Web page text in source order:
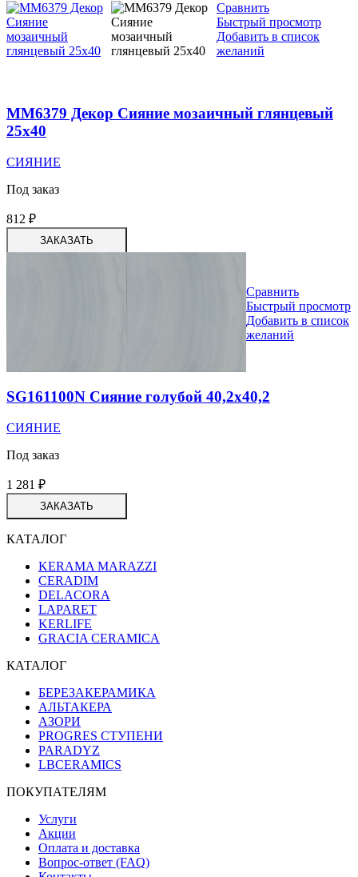
Сравнить
Быстрый просмотр
Добавить в список
желаний
MM6379 Декор Сияние мозаичный глянцевый
25х40
СИЯНИЕ
Под заказ
812 ₽
ЗАКАЗАТЬ
Сравнить
Быстрый просмотр
Добавить в список
желаний
SG161100N Сияние голубой 40,2х40,2
СИЯНИЕ
Под заказ
1 281 ₽
ЗАКАЗАТЬ
КАТАЛОГ
KERAMA MARAZZI
CERADIM
DELACORA
LAPARET
KERLIFE
GRACIA CERAMICA
КАТАЛОГ
БЕРЕЗАКЕРАМИКА
АЛЬТАКЕРА
АЗОРИ
PROGRES СТУПЕНИ
PARADYZ
LBCERAMICS
ПОКУПАТЕЛЯМ
Услуги
Акции
Оплата и доставка
Вопрос-ответ (FAQ)